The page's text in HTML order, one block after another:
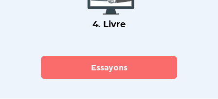
4. Livre
Essayons